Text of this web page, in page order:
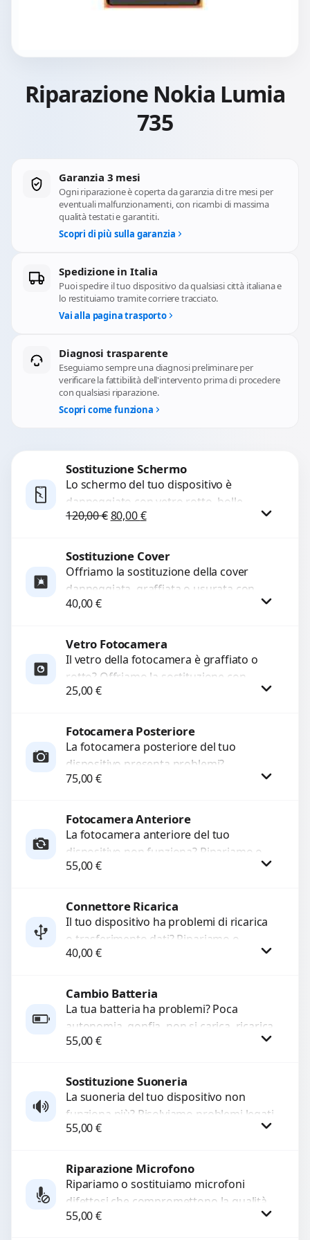
Riparazione Nokia Lumia
735
Garanzia 3 mesi
Ogni riparazione è coperta da garanzia di tre mesi per
eventuali malfunzionamenti, con ricambi di massima
qualità testati e garantiti.
Scopri di più sulla garanzia
Spedizione in Italia
Puoi spedire il tuo dispositivo da qualsiasi città italiana e
lo restituiamo tramite corriere tracciato.
Vai alla pagina trasporto
Diagnosi trasparente
Eseguiamo sempre una diagnosi preliminare per
verificare la fattibilità dell'intervento prima di procedere
con qualsiasi riparazione.
Scopri come funziona
Sostituzione Schermo
Lo schermo del tuo dispositivo è
danneggiato con vetro rotto, bolle,
macchie, schermo nero o pixel morti?
120,00€Il prezzo originale era: 120,00 €.
80,00€Il prezzo attuale è: 80,00 €.
Procedi
Sostituzione Cover
Offriamo la sostituzione della cover
danneggiata, graffiata o usurata con
ricambi di alta qualità e garantiti.
40,00€
Procedi
Vetro Fotocamera
Il vetro della fotocamera è graffiato o
rotto? Offriamo la sostituzione con
ricambi di alta qualità garantiti per 3
25,00€
Procedi
Fotocamera Posteriore
La fotocamera posteriore del tuo
dispositivo presenta problemi?
Interveniamo per risolvere guasti come
funzionante,...
75,00€
Procedi
Fotocamera Anteriore
La fotocamera anteriore del tuo
dispositivo non funziona? Ripariamo o
sostituiamo fotocamere guaste con
a...
55,00€
Procedi
Connettore Ricarica
Il tuo dispositivo ha problemi di ricarica
o trasferimento dati? Ripariamo o
sostituiamo connettori di ricarica guasti,
40,00€
Procedi
Cambio Batteria
La tua batteria ha problemi? Poca
autonomia, gonfia, non si carica, ricarica
lenta o cicli di ricarica esauriti?
55,00€
Procedi
Sostituzione Suoneria
La suoneria del tuo dispositivo non
funziona più? Risolviamo problemi legati
a moduli audio difettosi con interventi
55,00€
Procedi
Riparazione Microfono
Ripariamo o sostituiamo microfoni
difettosi che compromettono la qualità
audio delle registrazioni o delle
55,00€